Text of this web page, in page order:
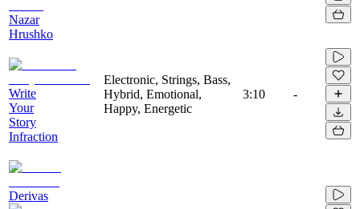
Nazar
Hrushko
Write
Your
Story
Infraction
Electronic, Strings, Bass,
Hybrid, Emotional,
Happy, Energetic
3:10 -
Derivas